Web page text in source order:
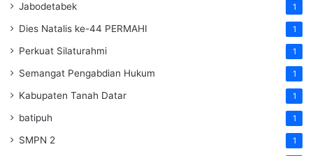
Jabodetabek 1
Dies Natalis ke-44 PERMAHI 1
Perkuat Silaturahmi 1
Semangat Pengabdian Hukum 1
Kabupaten Tanah Datar 1
batipuh 1
SMPN 2 1